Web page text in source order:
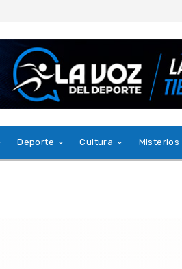
Deporte Cultura Misterios